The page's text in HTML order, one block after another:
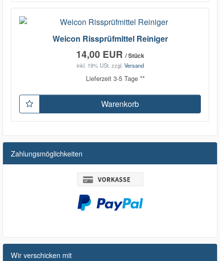
Weicon Rissprüfmittel Reiniger
14,00 EUR / Stück
inkl. 19% USt. zzgl. Versand
Lieferzeit 3-5 Tage **
Warenkorb
Zahlungsmöglichkeiten
Wir verschicken mit